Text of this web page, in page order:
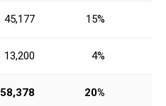
45,177 15%
13,200 4%
58,378 20%